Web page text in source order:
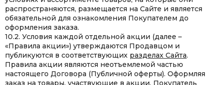
распространяются, размещается на Сайте и является
обязательной для ознакомления Покупателем до
оформления заказа.
10.2. Условия каждой отдельной акции (далее –
«Правила акции») утверждаются Продавцом и
публикуются в соответствующих разделах Сайта.
Правила акции являются неотъемлемой частью
настоящего Договора (Публичной оферты). Оформляя
заказ на товары, участвующие в акции, Покупатель